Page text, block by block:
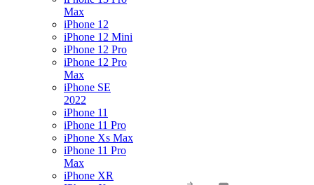
Max
iPhone 12
iPhone 12 Mini
iPhone 12 Pro
iPhone 12 Pro
Max
iPhone SE
2022
iPhone 11
iPhone 11 Pro
iPhone Xs Max
iPhone 11 Pro
Max
iPhone XR